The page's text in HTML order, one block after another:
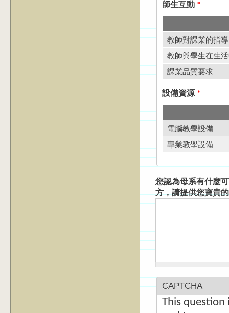
師生互動 *
教師對課業的指導
教師與學生在生
課業品質要求
設備資源 *
電腦教學設備
專業教學設備
您認為母系有什麼
方，請提供您寶貴
CAPTCHA
This